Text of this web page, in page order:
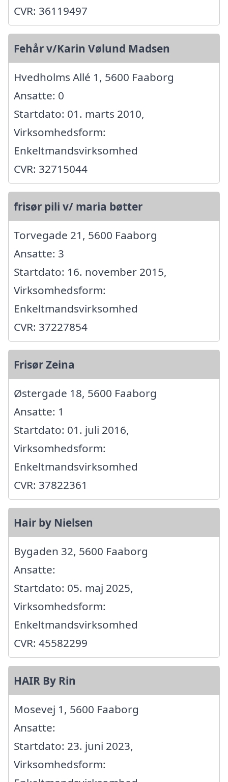
CVR: 36119497
Fehår v/Karin Vølund Madsen
Hvedholms Allé 1, 5600 Faaborg
Ansatte: 0
Startdato: 01. marts 2010,
Virksomhedsform:
Enkeltmandsvirksomhed
CVR: 32715044
frisør pili v/ maria bøtter
Torvegade 21, 5600 Faaborg
Ansatte: 3
Startdato: 16. november 2015,
Virksomhedsform:
Enkeltmandsvirksomhed
CVR: 37227854
Frisør Zeina
Østergade 18, 5600 Faaborg
Ansatte: 1
Startdato: 01. juli 2016,
Virksomhedsform:
Enkeltmandsvirksomhed
CVR: 37822361
Hair by Nielsen
Bygaden 32, 5600 Faaborg
Ansatte:
Startdato: 05. maj 2025,
Virksomhedsform:
Enkeltmandsvirksomhed
CVR: 45582299
HAIR By Rin
Mosevej 1, 5600 Faaborg
Ansatte:
Startdato: 23. juni 2023,
Virksomhedsform: